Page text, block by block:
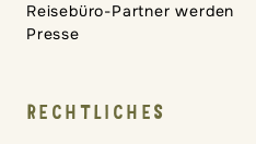
Reisebüro-Partner werden
Presse
RECHTLICHES